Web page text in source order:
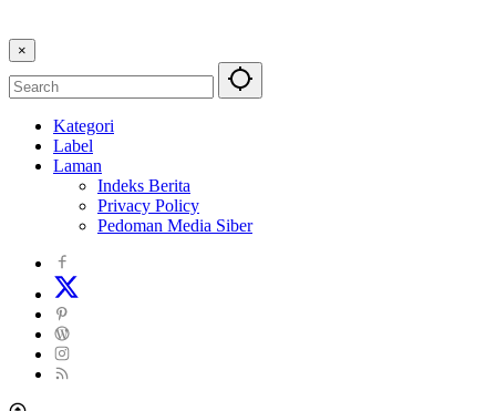
×
Kategori
Label
Laman
Indeks Berita
Privacy Policy
Pedoman Media Siber